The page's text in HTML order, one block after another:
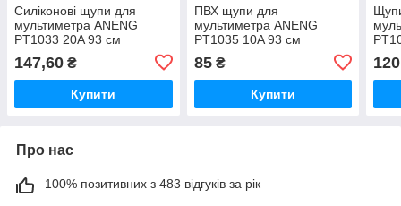
Силіконові щупи для
мультиметра ANENG
PT1033 20A 93 см
147,60 ₴
Купити
ПВХ щупи для
мультиметра ANENG
PT1035 10A 93 см
85₴
Купити
120
Про нас
100% позитивних з 483 відгуків за рік